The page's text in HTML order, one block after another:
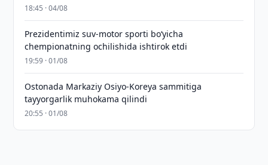
18:45 · 04/08
Prezidentimiz suv-motor sporti bo‘yicha
chempionatning ochilishida ishtirok etdi
19:59 · 01/08
Ostonada Markaziy Osiyo-Koreya sammitiga
tayyorgarlik muhokama qilindi
20:55 · 01/08